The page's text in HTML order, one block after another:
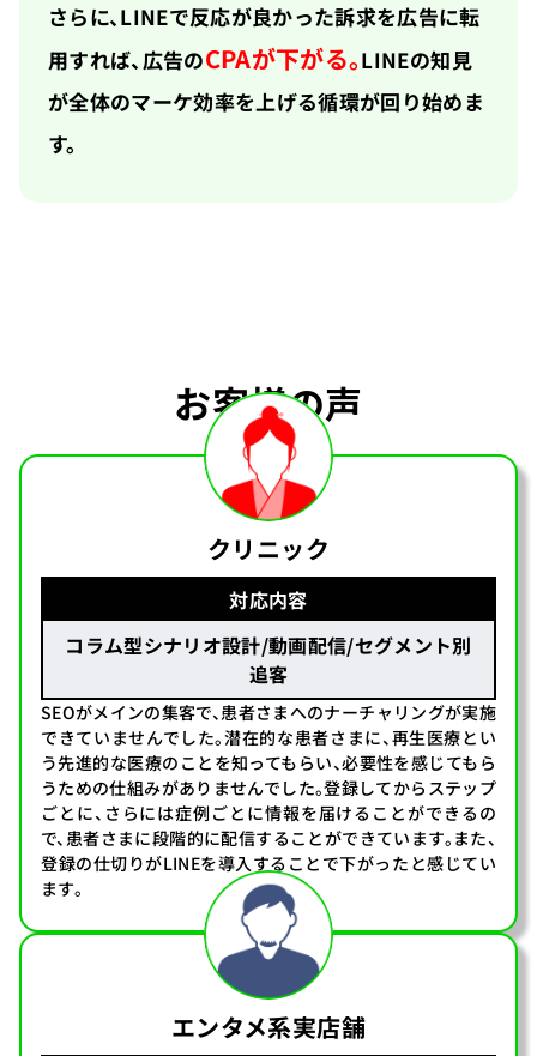
さらに、LINEで反応が良かった訴求を広告に転
用すれば、広告のCPAが下がる。LINEの知見
が全体のマーケ効率を上げる循環が回り始めま
す。
お客様の声
クリニック
対応内容
コラム型シナリオ設計/動画配信/セグメント別
追客
SEOがメインの集客で、患者さまへのナーチャリングが実施
できていませんでした。潜在的な患者さまに、再生医療とい
う先進的な医療のことを知ってもらい、必要性を感じてもら
うための仕組みがありませんでした。登録してからステップ
ごとに、さらには症例ごとに情報を届けることができるの
で、患者さまに段階的に配信することができています。また、
登録の仕切りがLINEを導入することで下がったと感じてい
ます。
エンタメ系実店舗